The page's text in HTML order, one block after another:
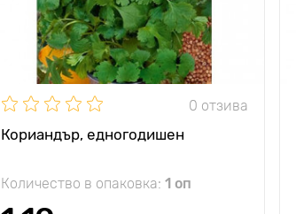
0 отзива
Кориандър, едногодишен
Количество в опаковка: 1 оп